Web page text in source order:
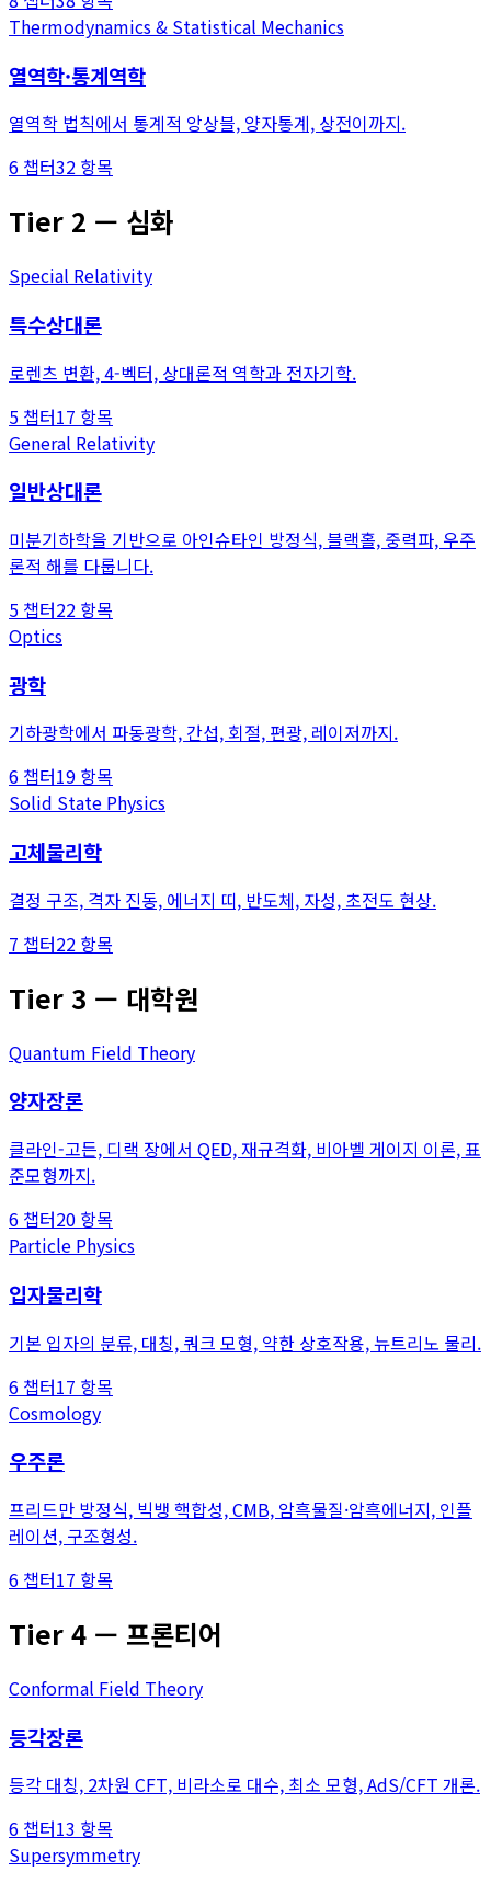
Thermodynamics & Statistical Mechanics
열역학·통계역학
열역학 법칙에서 통계적 앙상블, 양자통계, 상전이까지.
6 챕터32 항목
Tier 2 — 심화
Special Relativity
특수상대론
로렌츠 변환, 4-벡터, 상대론적 역학과 전자기학.
5 챕터17 항목
General Relativity
일반상대론
미분기하학을 기반으로 아인슈타인 방정식, 블랙홀, 중력파, 우주
론적 해를 다룹니다.
5 챕터22 항목
Optics
광학
기하광학에서 파동광학, 간섭, 회절, 편광, 레이저까지.
6 챕터19 항목
Solid State Physics
고체물리학
결정 구조, 격자 진동, 에너지 띠, 반도체, 자성, 초전도 현상.
7 챕터22 항목
Tier 3 — 대학원
Quantum Field Theory
양자장론
클라인-고든, 디랙 장에서 QED, 재규격화, 비아벨 게이지 이론, 표
준모형까지.
6 챕터20 항목
Particle Physics
입자물리학
기본 입자의 분류, 대칭, 쿼크 모형, 약한 상호작용, 뉴트리노 물리.
6 챕터17 항목
Cosmology
우주론
프리드만 방정식, 빅뱅 핵합성, CMB, 암흑물질·암흑에너지, 인플
레이션, 구조형성.
6 챕터17 항목
Tier 4 — 프론티어
Conformal Field Theory
등각장론
등각 대칭, 2차원 CFT, 비라소로 대수, 최소 모형, AdS/CFT 개론.
6 챕터13 항목
Supersymmetry